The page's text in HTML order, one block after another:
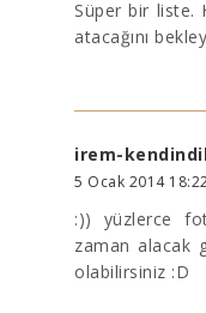
Süper bir liste.
atacağını
irem-
5 Ocak 2014
:)) yüzlerce
zaman alacak
olabilirsiniz :D